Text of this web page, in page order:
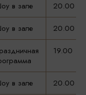
в зале 20.00
в зале 20.00
19.00
в зале 20.00